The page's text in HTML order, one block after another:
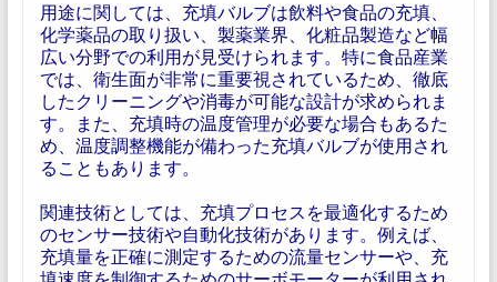
用途に関しては、充填バルブは飲料や食品の充填、
化学薬品の取り扱い、製薬業界、化粧品製造など幅
広い分野での利用が見受けられます。特に食品産業
では、衛生面が非常に重要視されているため、徹底
したクリーニングや消毒が可能な設計が求められま
す。また、充填時の温度管理が必要な場合もあるた
め、温度調整機能が備わった充填バルブが使用され
ることもあります。
関連技術としては、充填プロセスを最適化するため
のセンサー技術や自動化技術があります。例えば、
充填量を正確に測定するための流量センサーや、充